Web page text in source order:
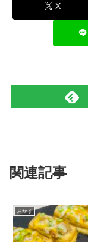
X
関連記事
おかず